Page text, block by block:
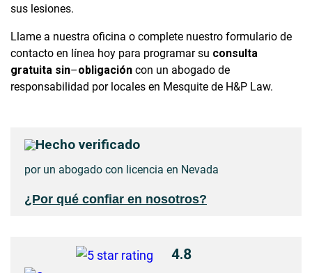
sus lesiones.
Llame a nuestra oficina o complete nuestro formulario de
contacto en línea hoy para programar su consulta
gratuita sin–obligación con un abogado de
responsabilidad por locales en Mesquite de H&P Law.
Hecho verificado
por un abogado con licencia en Nevada
¿Por qué confiar en nosotros?
4.8